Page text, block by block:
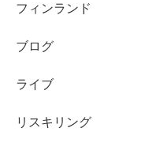
フィンランド
ブログ
ライブ
リスキリング